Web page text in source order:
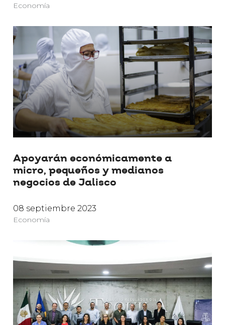
Economía
Apoyarán económicamente a
micro, pequeños y medianos
negocios de Jalisco
08 septiembre 2023
Economía